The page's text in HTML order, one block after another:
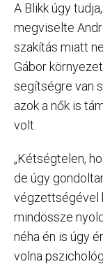
A Blikk úgy
megviselte
szakítás miatt
Gábor
segítségre van
azok a nők is
volt.
„Kétségtelen,
de úgy
végzettségével
mindössze
néha én is úgy
volna